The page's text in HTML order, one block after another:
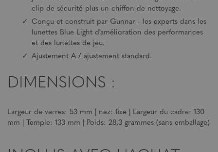
clip de sécurité plus un chiffon de nettoyage.
Conçu et construit par Gunnar - les experts dans les
lunettes Blue Light d'amélioration des performances
et des lunettes de jeu.
Ajustement A / ajustement standard.
DIMENSIONS :
Largeur de verres: 53 mm | nez: fixe | Largeur du cadre: 130
mm | Temple: 133 mm | Poids: 28,3 grammes (sans emballage)